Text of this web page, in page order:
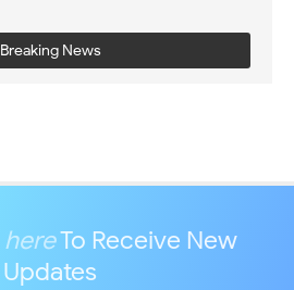
Breaking News
hereTo Receive New
Updates